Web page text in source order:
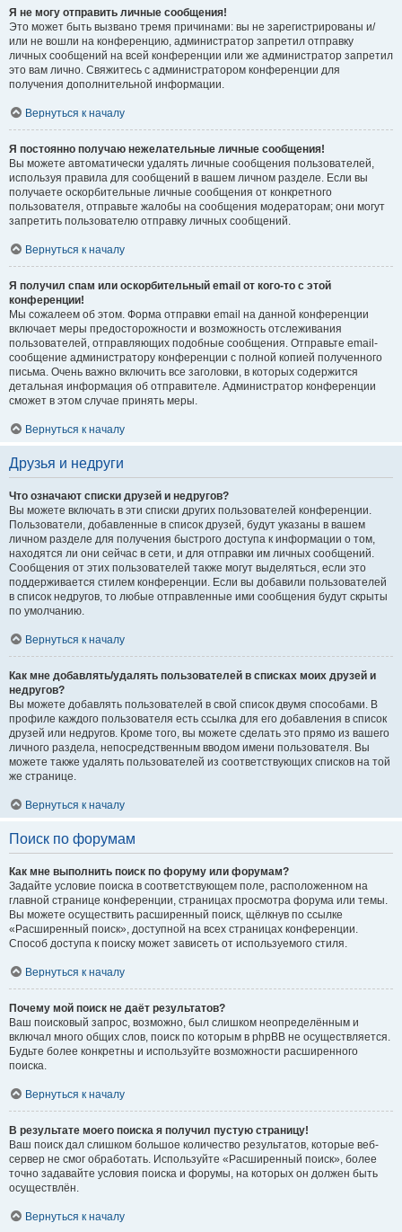
Я не могу отправить личные сообщения!
Это может быть вызвано тремя причинами: вы не зарегистрированы и/
или не вошли на конференцию, администратор запретил отправку
личных сообщений на всей конференции или же администратор запретил
это вам лично. Свяжитесь с администратором конференции для
получения дополнительной информации.
Вернуться к началу
Я постоянно получаю нежелательные личные сообщения!
Вы можете автоматически удалять личные сообщения пользователей,
используя правила для сообщений в вашем личном разделе. Если вы
получаете оскорбительные личные сообщения от конкретного
пользователя, отправьте жалобы на сообщения модераторам; они могут
запретить пользователю отправку личных сообщений.
Вернуться к началу
Я получил спам или оскорбительный email от кого-то с этой
конференции!
Мы сожалеем об этом. Форма отправки email на данной конференции
включает меры предосторожности и возможность отслеживания
пользователей, отправляющих подобные сообщения. Отправьте email-
сообщение администратору конференции с полной копией полученного
письма. Очень важно включить все заголовки, в которых содержится
детальная информация об отправителе. Администратор конференции
сможет в этом случае принять меры.
Вернуться к началу
Друзья и недруги
Что означают списки друзей и недругов?
Вы можете включать в эти списки других пользователей конференции.
Пользователи, добавленные в список друзей, будут указаны в вашем
личном разделе для получения быстрого доступа к информации о том,
находятся ли они сейчас в сети, и для отправки им личных сообщений.
Сообщения от этих пользователей также могут выделяться, если это
поддерживается стилем конференции. Если вы добавили пользователей
в список недругов, то любые отправленные ими сообщения будут скрыты
по умолчанию.
Вернуться к началу
Как мне добавлять/удалять пользователей в списках моих друзей и
недругов?
Вы можете добавлять пользователей в свой список двумя способами. В
профиле каждого пользователя есть ссылка для его добавления в список
друзей или недругов. Кроме того, вы можете сделать это прямо из вашего
личного раздела, непосредственным вводом имени пользователя. Вы
можете также удалять пользователей из соответствующих списков на той
же странице.
Вернуться к началу
Поиск по форумам
Как мне выполнить поиск по форуму или форумам?
Задайте условие поиска в соответствующем поле, расположенном на
главной странице конференции, страницах просмотра форума или темы.
Вы можете осуществить расширенный поиск, щёлкнув по ссылке
«Расширенный поиск», доступной на всех страницах конференции.
Способ доступа к поиску может зависеть от используемого стиля.
Вернуться к началу
Почему мой поиск не даёт результатов?
Ваш поисковый запрос, возможно, был слишком неопределённым и
включал много общих слов, поиск по которым в phpBB не осуществляется.
Будьте более конкретны и используйте возможности расширенного
поиска.
Вернуться к началу
В результате моего поиска я получил пустую страницу!
Ваш поиск дал слишком большое количество результатов, которые веб-
сервер не смог обработать. Используйте «Расширенный поиск», более
точно задавайте условия поиска и форумы, на которых он должен быть
осуществлён.
Вернуться к началу